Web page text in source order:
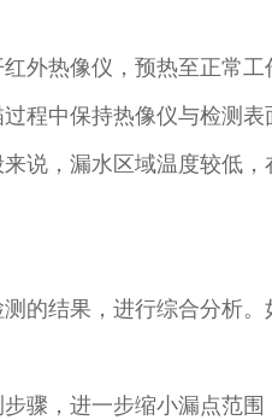
外热像仪，预热至正常工
程中保持热像仪与检测
说，漏水区域温度较低
的结果，进行综合分析
骤，进一步缩小漏点范